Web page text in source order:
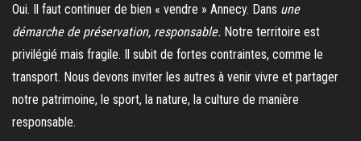
Oui. Il faut continuer de bien « vendre » Annecy. Dans une
démarche de préservation, responsable. Notre territoire est
privilégié mais fragile. Il subit de fortes contraintes, comme le
transport. Nous devons inviter les autres à venir vivre et partager
notre patrimoine, le sport, la nature, la culture de manière
responsable.